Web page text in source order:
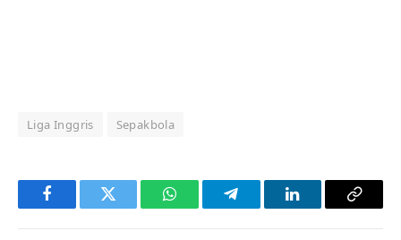
Liga Inggris Sepakbola
FacebookTwitter WhatsAppTelegramLinkedInCopy